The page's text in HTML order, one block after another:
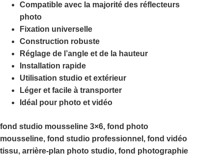
Compatible avec la majorité des réflecteurs
photo
Fixation universelle
Construction robuste
Réglage de l’angle et de la hauteur
Installation rapide
Utilisation studio et extérieur
Léger et facile à transporter
Idéal pour photo et vidéo
fond studio mousseline 3×6, fond photo
mousseline, fond studio professionnel, fond vidéo
tissu, arrière-plan photo studio, fond photographie